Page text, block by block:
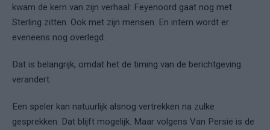
kwam de kern van zijn verhaal: Feyenoord gaat nog met
Sterling zitten. Ook met zijn mensen. En intern wordt er
eveneens nog overlegd.
Dat is belangrijk, omdat het de timing van de berichtgeving
verandert.
Een speler kan natuurlijk alsnog vertrekken na zulke
gesprekken. Dat blijft mogelijk. Maar volgens Van Persie is de